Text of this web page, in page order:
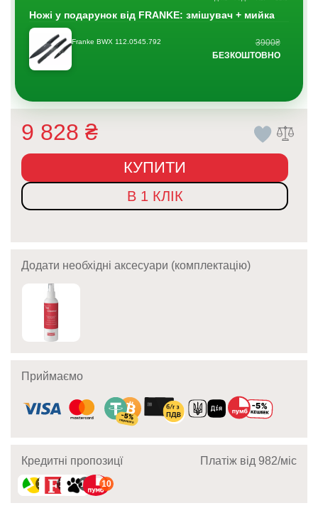
Ножі у подарунок від FRANKE: змішувач + мийка
Franke BWX 112.0545.792
3900₴
БЕЗКОШТОВНО
9 828 ₴
КУПИТИ
В 1 КЛІК
Додати необхідні аксесуари (комплектацію)
Приймаємо
Кредитні пропозицї Платіж від 982/мic
10 10 10 10